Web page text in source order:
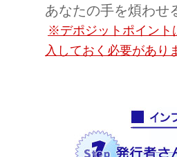
あなたの手を煩わせ
※デポジットポイント
入しておく必要があり